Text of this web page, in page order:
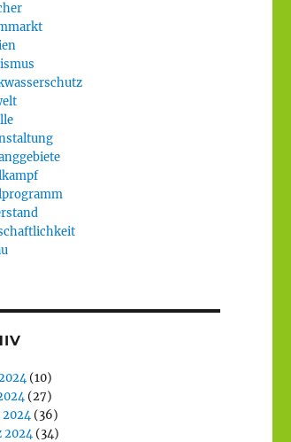
(10)
(27)
(36)
2024(34)